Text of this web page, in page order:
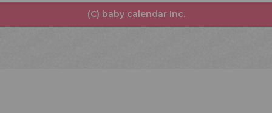
(C) baby calendar Inc.